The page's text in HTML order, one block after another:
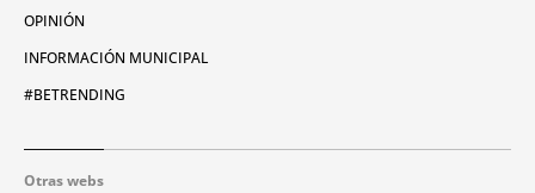
OPINIÓN
INFORMACIÓN MUNICIPAL
#BETRENDING
Otras webs